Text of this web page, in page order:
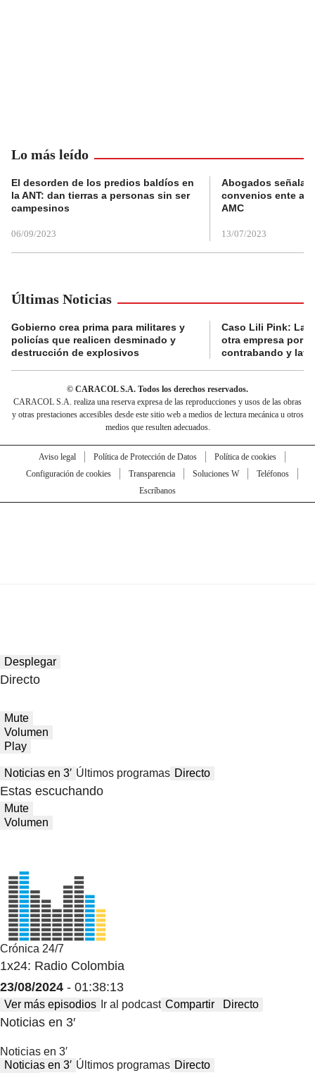
Lo más leído
El desorden de los predios baldíos en
la ANT: dan tierras a personas sin ser
campesinos
06/09/2023
Abogados
convenios ente
AMC
13/07/2023
Últimas Noticias
Gobierno crea prima para militares y
policías que realicen desminado y
destrucción de explosivos
Caso Lili Pink: La
otra empresa por
contrabando y
© CARACOL S.A. Todos los derechos reservados.
CARACOL S.A. realiza una reserva expresa de las reproducciones y usos de las obras
y otras prestaciones accesibles desde este sitio web a medios de lectura mecánica u otros
medios que resulten adecuados.
Aviso legal Política de Protección de Datos
Política de cookies
Configuración de cookies
Transparencia Soluciones W
Teléfonos
Escríbanos
Desplegar
Directo
Mute
Volumen
Play
Noticias en 3′ Últimos programas Directo
Estas escuchando
Mute
Volumen
Crónica 24/7
1x24: Radio Colombia
23/08/2024 - 01:38:13
Ver más episodios Ir al podcast Compartir Directo
Noticias en 3′
Noticias en 3′
Noticias en 3′ Últimos programas Directo